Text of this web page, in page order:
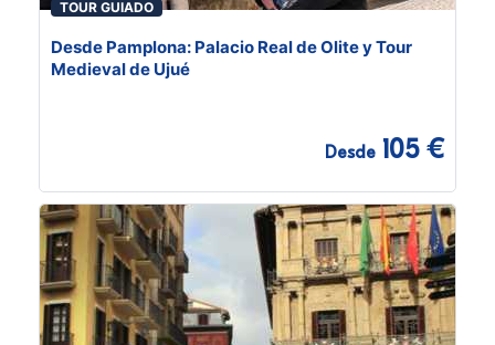
TOUR GUIADO
Desde Pamplona: Palacio Real de Olite y Tour
Medieval de Ujué
Desde 105 €